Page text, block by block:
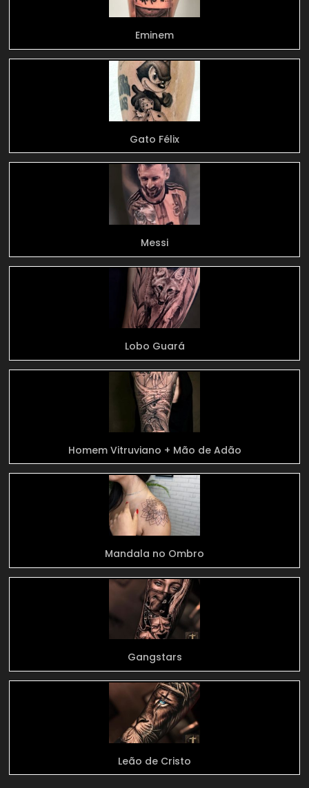
Eminem
Gato Félix
Messi
Lobo Guará
Homem Vitruviano + Mão de Adão
Mandala no Ombro
Gangstars
Leão de Cristo